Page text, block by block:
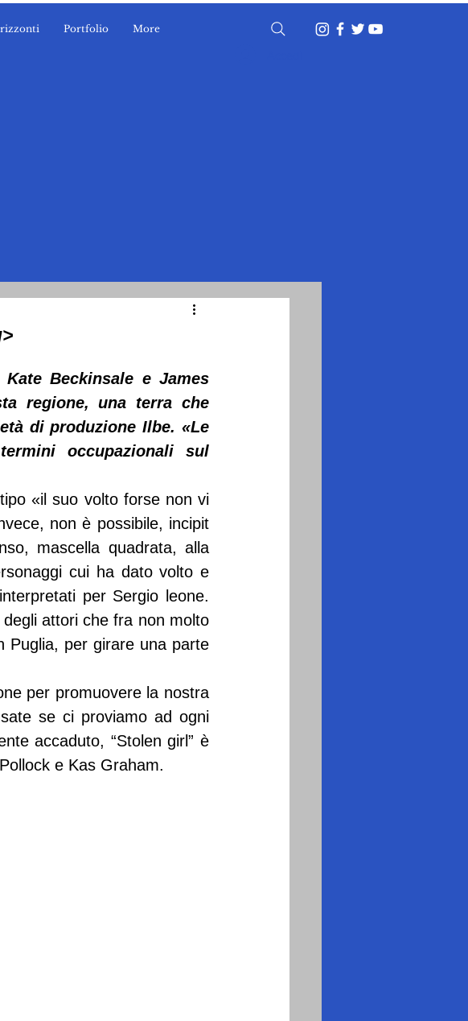
Portfolio More
Beckinsale e James
regione, una terra che
di produzione Ilbe. «Le
occupazionali sul
«il suo volto forse non vi
non è possibile, incipit
mascella quadrata, alla
cui ha dato volto e
per Sergio leone.
attori che fra non molto
Puglia, per girare una parte
per promuovere la nostra
se ci proviamo ad ogni
accaduto, “Stolen girl” è
e Kas Graham.